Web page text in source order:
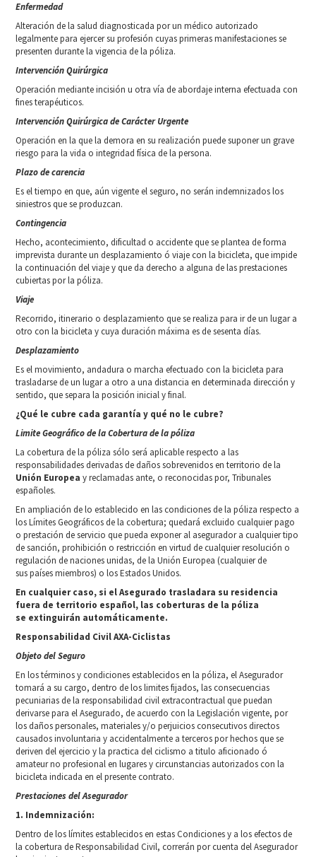
Enfermedad
Alteración de la salud diagnosticada por un médico autorizado
legalmente para ejercer su profesión cuyas primeras manifestaciones se
presenten durante la vigencia de la póliza.
Intervención Quirúrgica
Operación mediante incisión u otra vía de abordaje interna efectuada con
fines terapéuticos.
Intervención Quirúrgica de Carácter Urgente
Operación en la que la demora en su realización puede suponer un grave
riesgo para la vida o integridad física de la persona.
Plazo de carencia
Es el tiempo en que, aún vigente el seguro, no serán indemnizados los
siniestros que se produzcan.
Contingencia
Hecho, acontecimiento, dificultad o accidente que se plantea de forma
imprevista durante un desplazamiento ó viaje con la bicicleta, que impide
la continuación del viaje y que da derecho a alguna de las prestaciones
cubiertas por la póliza.
Viaje
Recorrido, itinerario o desplazamiento que se realiza para ir de un lugar a
otro con la bicicleta y cuya duración máxima es de sesenta días.
Desplazamiento
Es el movimiento, andadura o marcha efectuado con la bicicleta para
trasladarse de un lugar a otro a una distancia en determinada dirección y
sentido, que separa la posición inicial y final.
¿Qué le cubre cada garantía y qué no le cubre?
Limite Geográfico de la Cobertura de la póliza
La cobertura de la póliza sólo será aplicable respecto a las
responsabilidades derivadas de daños sobrevenidos en territorio de la
Unión Europea y reclamadas ante, o reconocidas por, Tribunales
españoles.
En ampliación de lo establecido en las condiciones de la póliza respecto a
los Límites Geográficos de la cobertura; quedará excluido cualquier pago
o prestación de servicio que pueda exponer al asegurador a cualquier tipo
de sanción, prohibición o restricción en virtud de cualquier resolución o
regulación de naciones unidas, de la Unión Europea (cualquier de
sus países miembros) o los Estados Unidos.
En cualquier caso, si el Asegurado trasladara su residencia
fuera de territorio español, las coberturas de la póliza
se extinguirán automáticamente.
Responsabilidad Civil AXA-Ciclistas
Objeto del Seguro
En los términos y condiciones establecidos en la póliza, el Asegurador
tomará a su cargo, dentro de los limites fijados, las consecuencias
pecuniarias de la responsabilidad civil extracontractual que puedan
derivarse para el Asegurado, de acuerdo con la Legislación vigente, por
los daños personales, materiales y/o perjuicios consecutivos directos
causados involuntaria y accidentalmente a terceros por hechos que se
deriven del ejercicio y la practica del ciclismo a titulo aficionado ó
amateur no profesional en lugares y circunstancias autorizados con la
bicicleta indicada en el presente contrato.
Prestaciones del Asegurador
1. Indemnización:
Dentro de los límites establecidos en estas Condiciones y a los efectos de
la cobertura de Responsabilidad Civil, correrán por cuenta del Asegurador